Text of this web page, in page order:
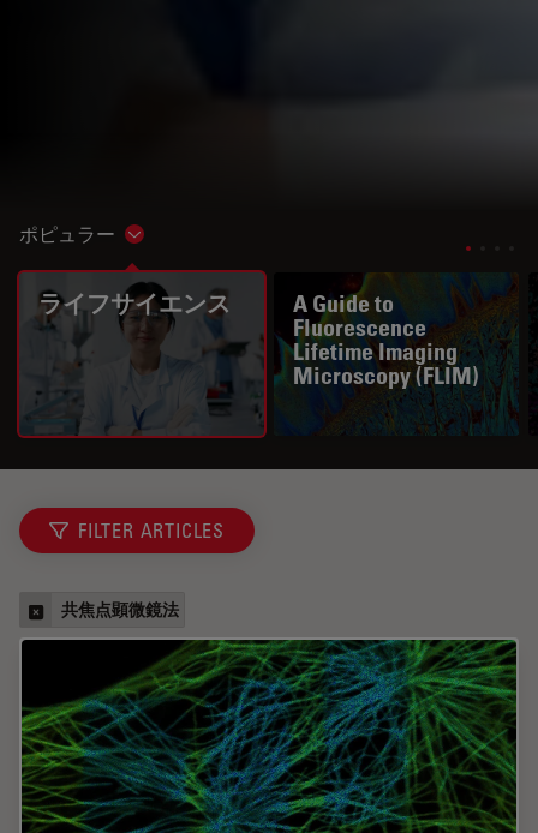
ポピュラー Show subnavigation
ライフサイエンス
A Guide to
Fluorescence
Lifetime Imaging
Microscopy (FLIM)
FILTER ARTICLES
共焦点顕微鏡法